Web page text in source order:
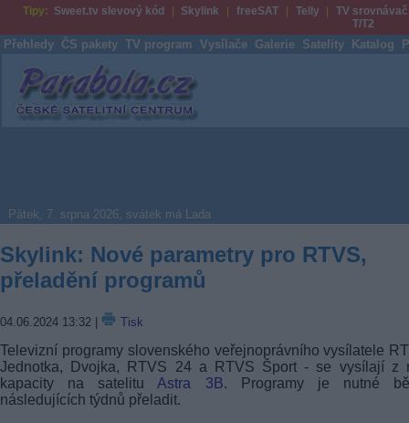
Tipy: Sweet.tv slevový kód Skylink freeSAT Telly
TV srovnávač
T/T2
Přehledy ČS pakety TV program Vysílače Galerie Satelity Katalog
Parabola.cz
Pátek, 7. srpna 2026, svátek má Lada
Skylink: Nové parametry pro RTVS,
přeladění programů
04.06.2024 13:32 Tisk
Televizní programy slovenského veřejnoprávního vysílatele
Jednotka, Dvojka, RTVS 24 a RTVS Šport - se vysílají z
kapacity na satelituAstra 3B. Programy je nutné
následujících týdnů přeladit.